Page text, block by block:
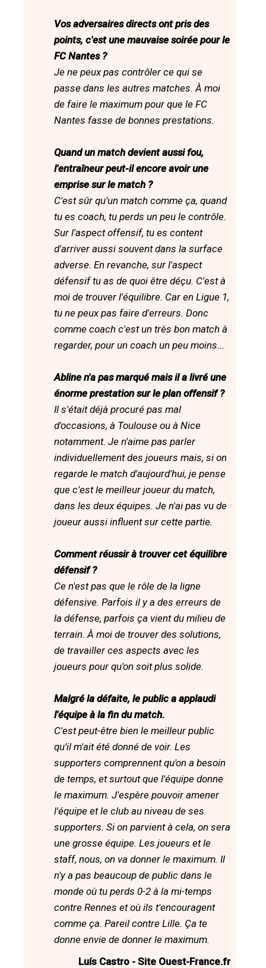
Vos adversaires directs ont pris des
points, c'est une mauvaise soirée pour le
FC Nantes ?
Je ne peux pas contrôler ce qui se
passe dans les autres matches. À moi
de faire le maximum pour que le FC
Nantes fasse de bonnes prestations.
Quand un match devient aussi fou,
l'entraîneur peut-il encore avoir une
emprise sur le match ?
C'est sûr qu'un match comme ça, quand
tu es coach, tu perds un peu le contrôle.
Sur l'aspect offensif, tu es content
d'arriver aussi souvent dans la surface
adverse. En revanche, sur l'aspect
défensif tu as de quoi être déçu. C'est à
moi de trouver l'équilibre. Car en Ligue 1,
tu ne peux pas faire d'erreurs. Donc
comme coach c'est un très bon match à
regarder, pour un coach un peu moins...
Abline n'a pas marqué mais il a livré une
énorme prestation sur le plan offensif ?
Il s'était déjà procuré pas mal
d'occasions, à Toulouse ou à Nice
notamment. Je n'aime pas parler
individuellement des joueurs mais, si on
regarde le match d'aujourd'hui, je pense
que c'est le meilleur joueur du match,
dans les deux équipes. Je n'ai pas vu de
joueur aussi influent sur cette partie.
Comment réussir à trouver cet équilibre
défensif ?
Ce n'est pas que le rôle de la ligne
défensive. Parfois il y a des erreurs de
la défense, parfois ça vient du milieu de
terrain. À moi de trouver des solutions,
de travailler ces aspects avec les
joueurs pour qu'on soit plus solide.
Malgré la défaite, le public a applaudi
l'équipe à la fin du match.
C'est peut-être bien le meilleur public
qu'il m'ait été donné de voir. Les
supporters comprennent qu'on a besoin
de temps, et surtout que l'équipe donne
le maximum. J'espère pouvoir amener
l'équipe et le club au niveau de ses
supporters. Si on parvient à cela, on sera
une grosse équipe. Les joueurs et le
staff, nous, on va donner le maximum. Il
n'y a pas beaucoup de public dans le
monde où tu perds 0-2 à la mi-temps
contre Rennes et où ils t'encouragent
comme ça. Pareil contre Lille. Ça te
donne envie de donner le maximum.
Luís Castro - Site Ouest-France.fr